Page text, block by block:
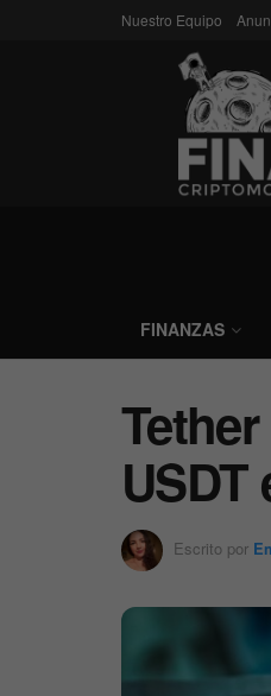
Nuestro Equipo
FINANZAS
USDT
Escrito por